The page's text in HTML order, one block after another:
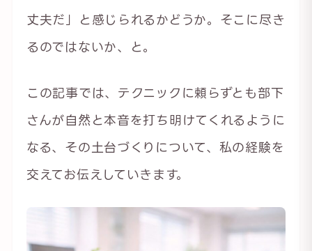
丈夫だ」と感じられるかどうか。そこに尽き
るのではないか、と。
この記事では、テクニックに頼らずとも部下
さんが自然と本音を打ち明けてくれるように
なる、その土台づくりについて、私の経験を
交えてお伝えしていきます。